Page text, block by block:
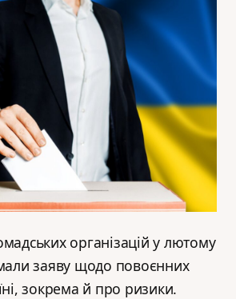
організацій у лютому
заяву щодо повоєнних
зокрема й про ризики.